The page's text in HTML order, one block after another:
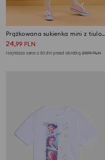
Prążkowana sukienka mini z tiulowym dołem
24,99 PLN
Najniższa cena z 30 dni przed obniżką 29,99PLN